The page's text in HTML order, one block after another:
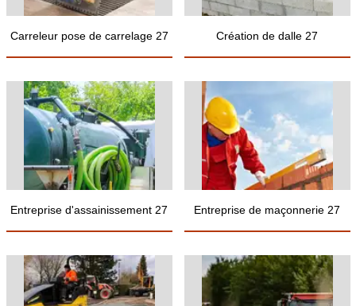
Carreleur pose de carrelage 27 Création de dalle 27
Entreprise d'assainissement 27 Entreprise de maçonnerie 27